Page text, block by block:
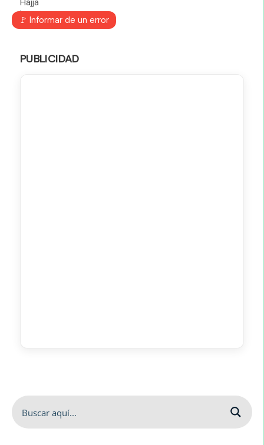
🚩 Informar de un error
PUBLICIDAD